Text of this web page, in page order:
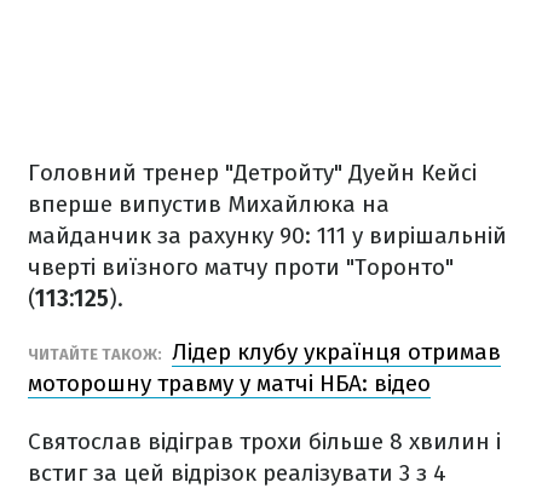
Головний тренер "Детройту" Дуейн Кейсі
вперше випустив Михайлюка на
майданчик за рахунку 90: 111 у вирішальній
чверті виїзного матчу проти "Торонто"
(113:125).
ЧИТАЙТЕ ТАКОЖ: Лідер клубу українця отримав
моторошну травму у матчі НБА: відео
Святослав відіграв трохи більше 8 хвилин і
встиг за цей відрізок реалізувати 3 з 4